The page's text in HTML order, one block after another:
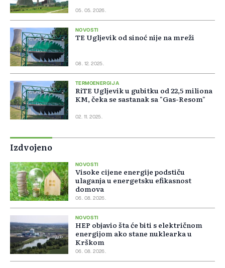
05. 05. 2026.
NOVOSTI
TE Ugljevik od sinoć nije na mreži
08. 12. 2025.
TERMOENERGIJA
RiTE Ugljevik u gubitku od 22,5 miliona
KM, čeka se sastanak sa "Gas-Resom"
02. 11. 2025.
Izdvojeno
NOVOSTI
Visoke cijene energije podstiču
ulaganja u energetsku efikasnost
domova
06. 08. 2026.
NOVOSTI
HEP objavio šta će biti s električnom
energijom ako stane nuklearka u
Krškom
06. 08. 2026.